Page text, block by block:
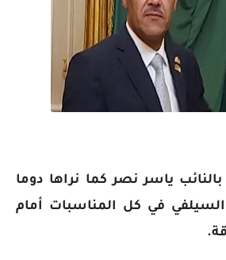
بالنائب ياسر نصر كما نراها دوما
السيلفي في كل المناسبات أمام